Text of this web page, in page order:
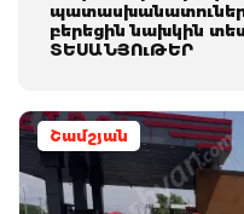
բերեցին նախկին
ՏԵՍԱՆՅՈւԹԵՐ
Շամշյան